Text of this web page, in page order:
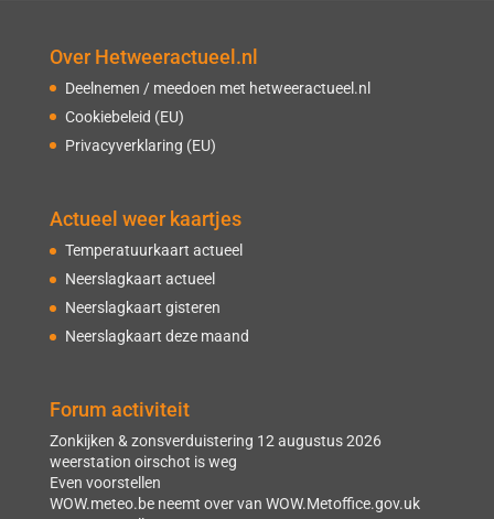
Over Hetweeractueel.nl
Deelnemen / meedoen met hetweeractueel.nl
Cookiebeleid (EU)
Privacyverklaring (EU)
Actueel weer kaartjes
Temperatuurkaart actueel
Neerslagkaart actueel
Neerslagkaart gisteren
Neerslagkaart deze maand
Forum activiteit
Zonkijken & zonsverduistering 12 augustus 2026
weerstation oirschot is weg
Even voorstellen
WOW.meteo.be neemt over van WOW.Metoffice.gov.uk